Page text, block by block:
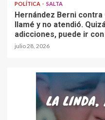
POLÍTICA SALTA
Hernández Berni contra
llamé y no atendió.
adicciones, puede ir
julio 28, 2026